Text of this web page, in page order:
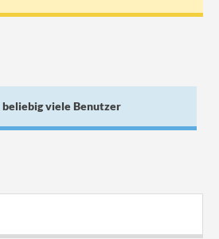
beliebig viele Benutzer